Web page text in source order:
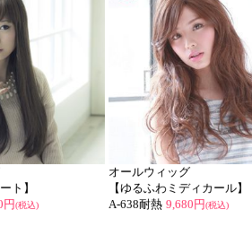
ト】
円(税込)
オールウィッグ
【ゆるふわミディカール】
A-638耐熱 9,680円(税込)